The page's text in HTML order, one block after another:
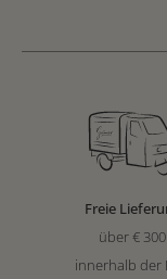
Freie
über € 300
innerhalb der